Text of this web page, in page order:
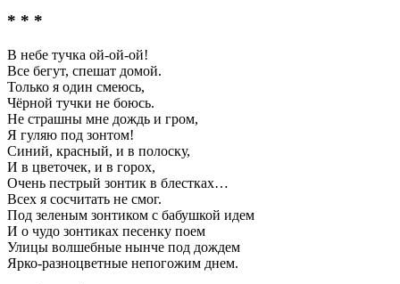
* * *
В небе тучка ой-ой-ой!
Все бегут, спешат домой.
Только я один смеюсь,
Чёрной тучки не боюсь.
Не страшны мне дождь и гром,
Я гуляю под зонтом!
Синий, красный, и в полоску,
И в цветочек, и в горох,
Очень пестрый зонтик в блестках…
Всех я сосчитать не смог.
Под зеленым зонтиком с бабушкой идем
И о чудо зонтиках песенку поем
Улицы волшебные нынче под дождем
Ярко-разноцветные непогожим днем.